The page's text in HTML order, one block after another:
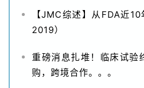
【JMC综述】从FDA近
2019）
重磅消息扎堆！临床试验
购，跨境合作。。。